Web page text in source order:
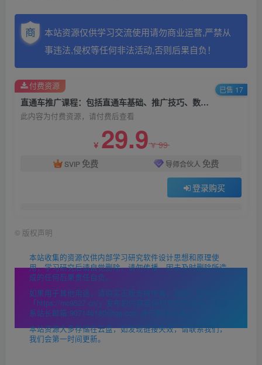
本站资源仅供学习交流使用请勿商业运营,严禁从
事违法,侵权等任何非法活动,否则后果自负！
直通车推广课程：包括直通车基础、推广技巧、数据分析、爆款打造等
此内容为付费资源，请付费后查看
￥ 29.9￥99
SVIP 免费 导师合伙人 免费
登录购买
付费资源 已售 17
© 版权声明
本站收集的资源仅供内部学习研究软件设计思想和原理使
用，学习研究后请自觉删除，请勿传播，因未及时删除所造
成的任何后果责任自负。
如果用于其他用途，请购买正版支持作者，谢谢！若您认为
「https://mc9527.cn/」发布的内容若侵犯到您的权益，请联
系站长邮箱:907146180@qq.com 进行删除处理。
本站资源大多存储在云盘，如发现链接失效，请联系我们，
我们会第一时间更新。